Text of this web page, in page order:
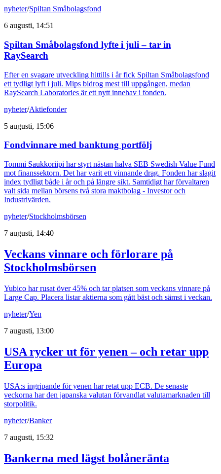
nyheter/Spiltan Småbolagsfond
6 augusti, 14:51
Spiltan Småbolagsfond lyfte i juli – tar in
RaySearch
Efter en svagare utveckling hittills i år fick Spiltan Småbolagsfond
ett tydligt lyft i juli. Mips bidrog mest till uppgången, medan
RaySearch Laboratories är ett nytt innehav i fonden.
nyheter/Aktiefonder
5 augusti, 15:06
Fondvinnare med banktung portfölj
Tommi Saukkoriipi har styrt nästan halva SEB Swedish Value Fund
mot finanssektorn. Det har varit ett vinnande drag. Fonden har slagit
index tydligt både i år och på längre sikt. Samtidigt har förvaltaren
valt sida mellan börsens två stora maktbolag - Investor och
Industrivärden.
nyheter/Stockholmsbörsen
7 augusti, 14:40
Veckans vinnare och förlorare på
Stockholmsbörsen
Yubico har rusat över 45% och tar platsen som veckans vinnare på
Large Cap. Placera listar aktierna som gått bäst och sämst i veckan.
nyheter/Yen
7 augusti, 13:00
USA rycker ut för yenen – och retar upp
Europa
USA:s ingripande för yenen har retat upp ECB. De senaste
veckorna har den japanska valutan förvandlat valutamarknaden till
storpolitik.
nyheter/Banker
7 augusti, 15:32
Bankerna med lägst bolåneränta